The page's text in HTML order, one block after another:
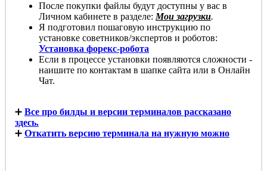
После покупки файлы будут доступны у вас в
Личном кабинете в разделе: Мои загрузки.
Я подготовил пошаговую инструкцию по
установке советников/экспертов и роботов:
Установка форекс-робота
Если в процессе установки появляются сложности -
наишите по контактам в шапке сайта или в Онлайн
Чат.
➕ Все про билды и версии терминалов рассказано
здесь.
➕ Откатить версию терминала на нужную можно